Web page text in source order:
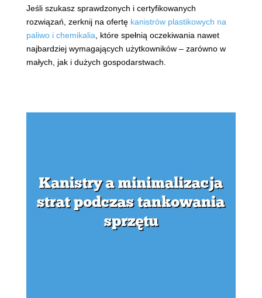
Jeśli szukasz sprawdzonych i certyfikowanych
rozwiązań, zerknij na ofertę kanistrów plastikowych na
paliwo i chemikalia, które spełnią oczekiwania nawet
najbardziej wymagających użytkowników – zarówno w
małych, jak i dużych gospodarstwach.